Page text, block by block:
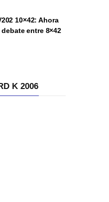
10×42: Ahora
entre 8×42
K 2006